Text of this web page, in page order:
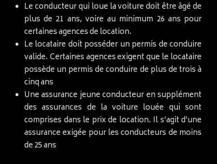
Le conducteur qui loue la voiture doit être âgé de
plus de 21 ans, voire au minimum 26 ans pour
certaines agences de location.
Le locataire doit posséder un permis de conduire
valide. Certaines agences exigent que le locataire
possède un permis de conduire de plus de trois à
cinq ans
Une assurance jeune conducteur en supplément
des assurances de la voiture louée qui sont
comprises dans le prix de location. Il s’agit d’une
assurance exigée pour les conducteurs de moins
de 25 ans